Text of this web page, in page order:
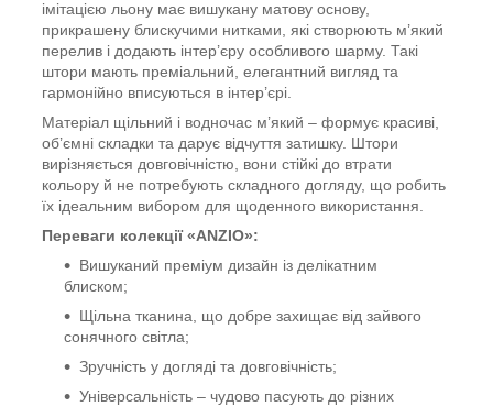
імітацією льону має вишукану матову основу,
прикрашену блискучими нитками, які створюють м’який
перелив і додають інтер’єру особливого шарму. Такі
штори мають преміальний, елегантний вигляд та
гармонійно вписуються в інтер’єрі.
Матеріал щільний і водночас м’який – формує красиві,
об’ємні складки та дарує відчуття затишку. Штори
вирізняється довговічністю, вони стійкі до втрати
кольору й не потребують складного догляду, що робить
їх ідеальним вибором для щоденного використання.
Переваги колекції «ANZIO»:
Вишуканий преміум дизайн із делікатним
блиском;
Щільна тканина, що добре захищає від зайвого
сонячного світла;
Зручність у догляді та довговічність;
Універсальність – чудово пасують до різних